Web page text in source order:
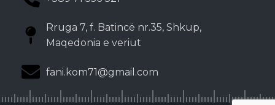
Rruga 7, f. Batincë nr.35, Shkup,
Maqedonia e veriut
fani.kom71@gmail.com